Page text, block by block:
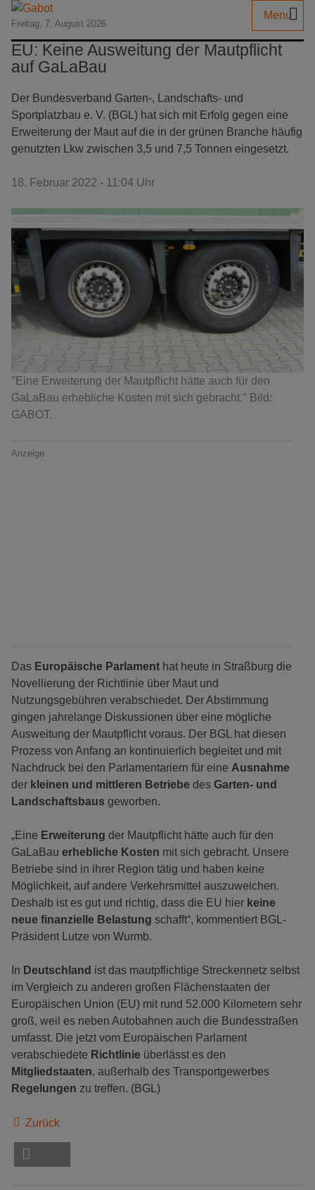
Freitag, 7. August 2026
Menu
EU: Keine Ausweitung der Mautpflicht
auf GaLaBau
Der Bundesverband Garten-, Landschafts- und
Sportplatzbau e. V. (BGL) hat sich mit Erfolg gegen eine
Erweiterung der Maut auf die in der grünen Branche häufig
genutzten Lkw zwischen 3,5 und 7,5 Tonnen eingesetzt.
18. Februar 2022 - 11:04 Uhr
"Eine Erweiterung der Mautpflicht hätte auch für den
GaLaBau erhebliche Kosten mit sich gebracht." Bild:
GABOT.
Anzeige
Das Europäische Parlament hat heute in Straßburg die
Novellierung der Richtlinie über Maut und
Nutzungsgebühren verabschiedet. Der Abstimmung
gingen jahrelange Diskussionen über eine mögliche
Ausweitung der Mautpflicht voraus. Der BGL hat diesen
Prozess von Anfang an kontinuierlich begleitet und mit
Nachdruck bei den Parlamentariern für eine Ausnahme
der kleinen und mittleren Betriebe des Garten- und
Landschaftsbaus geworben.
„Eine Erweiterung der Mautpflicht hätte auch für den
GaLaBau erhebliche Kosten mit sich gebracht. Unsere
Betriebe sind in ihrer Region tätig und haben keine
Möglichkeit, auf andere Verkehrsmittel auszuweichen.
Deshalb ist es gut und richtig, dass die EU hier keine
neue finanzielle Belastung schafft“, kommentiert BGL-
Präsident Lutze von Wurmb.
In Deutschland ist das mautpflichtige Streckennetz selbst
im Vergleich zu anderen großen Flächenstaaten der
Europäischen Union (EU) mit rund 52.000 Kilometern sehr
groß, weil es neben Autobahnen auch die Bundesstraßen
umfasst. Die jetzt vom Europäischen Parlament
verabschiedete Richtlinie überlässt es den
Mitgliedstaaten, außerhalb des Transportgewerbes
Regelungen zu treffen. (BGL)
Zurück